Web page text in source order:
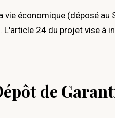
économique (déposé au
24 du projet vise à
de